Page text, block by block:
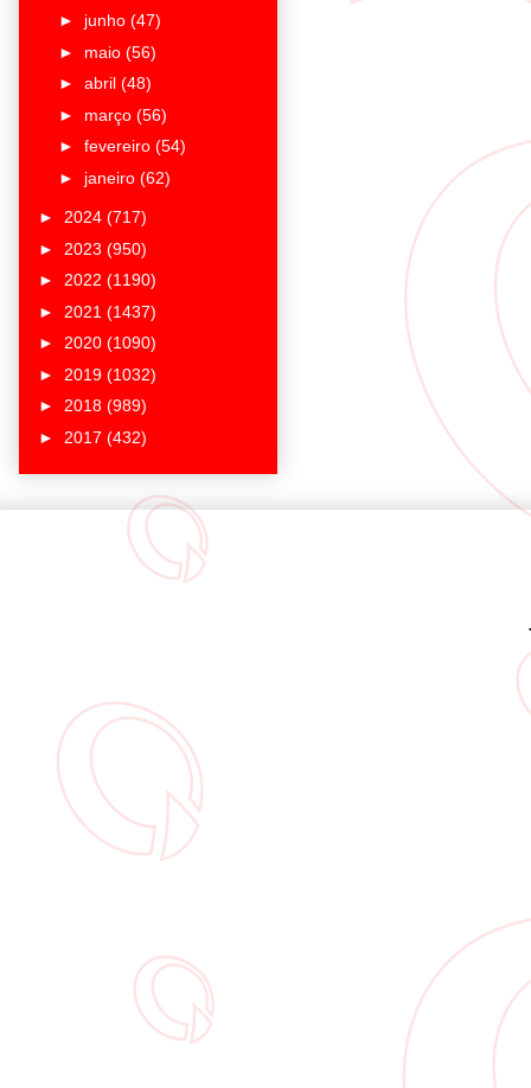
► junho (47)
► maio (56)
► abril (48)
► março (56)
► fevereiro (54)
► janeiro (62)
► 2024 (717)
► 2023 (950)
► 2022 (1190)
► 2021 (1437)
► 2020 (1090)
► 2019 (1032)
► 2018 (989)
► 2017 (432)